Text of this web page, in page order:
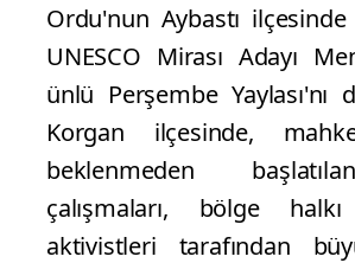
Ordu'nun Aybastı
UNESCO Mirası Adayı
ünlü Perşembe Yaylası'nı
Korgan ilçesinde,
beklenmeden
çalışmaları, bölge
aktivistleri tarafından